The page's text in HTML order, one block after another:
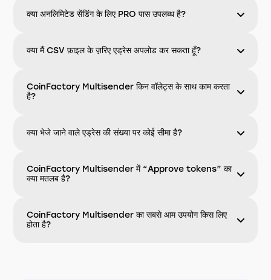
क्या अनलिमिटेड सेंडिंग के लिए PRO पास उपलब्ध है?
क्या मैं CSV फ़ाइल के ज़रिए एड्रेस अपलोड कर सकता हूँ?
CoinFactory Multisender किन वॉलेट्स के साथ काम करता
है?
क्या भेजे जाने वाले एड्रेस की संख्या पर कोई सीमा है?
CoinFactory Multisender में “Approve tokens” का
क्या मतलब है?
CoinFactory Multisender का सबसे आम उपयोग किस लिए
होता है?